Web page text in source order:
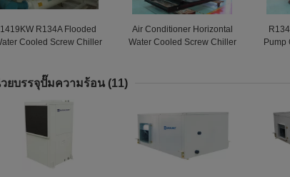
1419KW R134A Flooded
Cooled Screw Chiller
Air Conditioner Horizontal
Water Cooled Screw Chiller
Pump
ยบรรจุปั๊มความร้อน (11)